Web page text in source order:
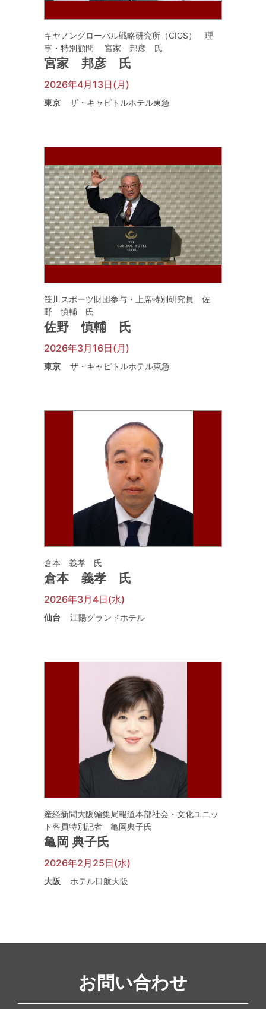
キヤノングローバル戦略研究所（CIGS） 理
事・特別顧問 宮家 邦彦 氏
宮家 邦彦 氏
2026年4月13日(月)
東京 ザ・キャピトルホテル東急
笹川スポーツ財団参与・上席特別研究員 佐
野 慎輔 氏
佐野 慎輔 氏
2026年3月16日(月)
東京 ザ・キャピトルホテル東急
倉本 義孝 氏
倉本 義孝 氏
2026年3月4日(水)
仙台 江陽グランドホテル
産経新聞大阪編集局報道本部社会・文化ユニッ
ト客員特別記者 亀岡典子氏
亀岡 典子氏
2026年2月25日(水)
大阪 ホテル日航大阪
お問い合わせ